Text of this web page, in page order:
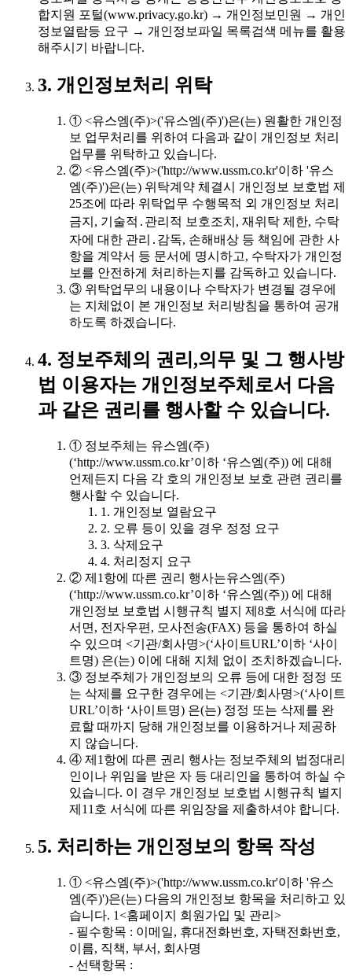
합지원 포털(www.privacy.go.kr) → 개인정보민원 → 개인
정보열람등 요구 → 개인정보파일 목록검색 메뉴를 활용
해주시기 바랍니다.
3. 개인정보처리 위탁
① <유스엠(주)>('유스엠(주)')은(는) 원활한 개인정
보 업무처리를 위하여 다음과 같이 개인정보 처리
업무를 위탁하고 있습니다.
② <유스엠(주)>('http://www.ussm.co.kr'이하 '유스
엠(주)')은(는) 위탁계약 체결시 개인정보 보호법 제
25조에 따라 위탁업무 수행목적 외 개인정보 처리
금지, 기술적․관리적 보호조치, 재위탁 제한, 수탁
자에 대한 관리․감독, 손해배상 등 책임에 관한 사
항을 계약서 등 문서에 명시하고, 수탁자가 개인정
보를 안전하게 처리하는지를 감독하고 있습니다.
③ 위탁업무의 내용이나 수탁자가 변경될 경우에
는 지체없이 본 개인정보 처리방침을 통하여 공개
하도록 하겠습니다.
4. 정보주체의 권리,의무 및 그 행사방
법 이용자는 개인정보주체로서 다음
과 같은 권리를 행사할 수 있습니다.
① 정보주체는 유스엠(주)
(‘http://www.ussm.co.kr’이하 ‘유스엠(주)) 에 대해
언제든지 다음 각 호의 개인정보 보호 관련 권리를
행사할 수 있습니다.
1. 개인정보 열람요구
2. 오류 등이 있을 경우 정정 요구
3. 삭제요구
4. 처리정지 요구
② 제1항에 따른 권리 행사는유스엠(주)
(‘http://www.ussm.co.kr’이하 ‘유스엠(주)) 에 대해
개인정보 보호법 시행규칙 별지 제8호 서식에 따라
서면, 전자우편, 모사전송(FAX) 등을 통하여 하실
수 있으며 <기관/회사명>(‘사이트URL’이하 ‘사이
트명) 은(는) 이에 대해 지체 없이 조치하겠습니다.
③ 정보주체가 개인정보의 오류 등에 대한 정정 또
는 삭제를 요구한 경우에는 <기관/회사명>(‘사이트
URL’이하 ‘사이트명) 은(는) 정정 또는 삭제를 완
료할 때까지 당해 개인정보를 이용하거나 제공하
지 않습니다.
④ 제1항에 따른 권리 행사는 정보주체의 법정대리
인이나 위임을 받은 자 등 대리인을 통하여 하실 수
있습니다. 이 경우 개인정보 보호법 시행규칙 별지
제11호 서식에 따른 위임장을 제출하셔야 합니다.
5. 처리하는 개인정보의 항목 작성
① <유스엠(주)>('http://www.ussm.co.kr'이하 '유스
엠(주)')은(는) 다음의 개인정보 항목을 처리하고 있
습니다. 1<홈페이지 회원가입 및 관리>
- 필수항목 : 이메일, 휴대전화번호, 자택전화번호,
이름, 직책, 부서, 회사명
- 선택항목 :